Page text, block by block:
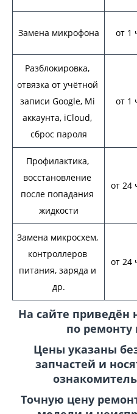
Замена микрофона от 1
Разблокировка,
отвязка от учётной
записи Google, Mi
аккаунта, iCloud,
сброс пароля
от 1
Профилактика,
восстановление
после попадания
жидкости
от 24
Замена микросхем,
контроллеров
питания, заряда и
др.
от 24
На сайте приведён
по
Цены указаны
запчастей и
Точную цену